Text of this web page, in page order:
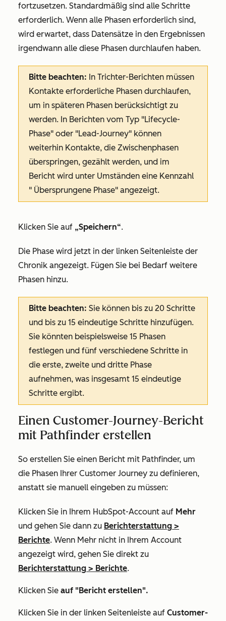
fortzusetzen. Standardmäßig sind alle Schritte
erforderlich. Wenn alle Phasen erforderlich sind,
wird erwartet, dass Datensätze in den Ergebnissen
irgendwann alle diese Phasen durchlaufen haben.
Bitte beachten: In Trichter-Berichten müssen
Kontakte erforderliche Phasen durchlaufen,
um in späteren Phasen berücksichtigt zu
werden. In Berichten vom Typ "Lifecycle-
Phase" oder "Lead-Journey" können
weiterhin Kontakte, die Zwischenphasen
überspringen, gezählt werden, und im
Bericht wird unter Umständen eine Kennzahl
" Übersprungene Phase" angezeigt.
Klicken Sie auf „Speichern“.
Die Phase wird jetzt in der linken Seitenleiste der
Chronik angezeigt. Fügen Sie bei Bedarf weitere
Phasen hinzu.
Bitte beachten: Sie können bis zu 20 Schritte
und bis zu 15 eindeutige Schritte hinzufügen.
Sie könnten beispielsweise 15 Phasen
festlegen und fünf verschiedene Schritte in
die erste, zweite und dritte Phase
aufnehmen, was insgesamt 15 eindeutige
Schritte ergibt.
Einen Customer-Journey-Bericht
mit Pathfinder erstellen
So erstellen Sie einen Bericht mit Pathfinder, um
die Phasen Ihrer Customer Journey zu definieren,
anstatt sie manuell eingeben zu müssen:
Klicken Sie in Ihrem HubSpot-Account auf Mehr
und gehen Sie dann zu Berichterstattung >
Berichte. Wenn Mehr nicht in Ihrem Account
angezeigt wird, gehen Sie direkt zu
Berichterstattung > Berichte.
Klicken Sie auf "Bericht erstellen".
Klicken Sie in der linken Seitenleiste auf Customer-